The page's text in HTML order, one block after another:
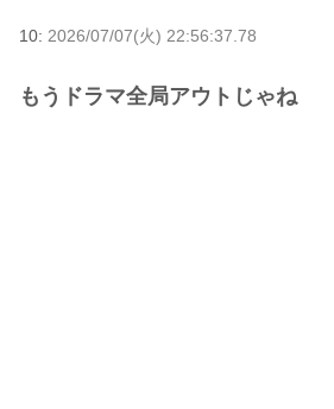
10: 2026/07/07(火) 22:56:37.78
もうドラマ全局アウトじゃね